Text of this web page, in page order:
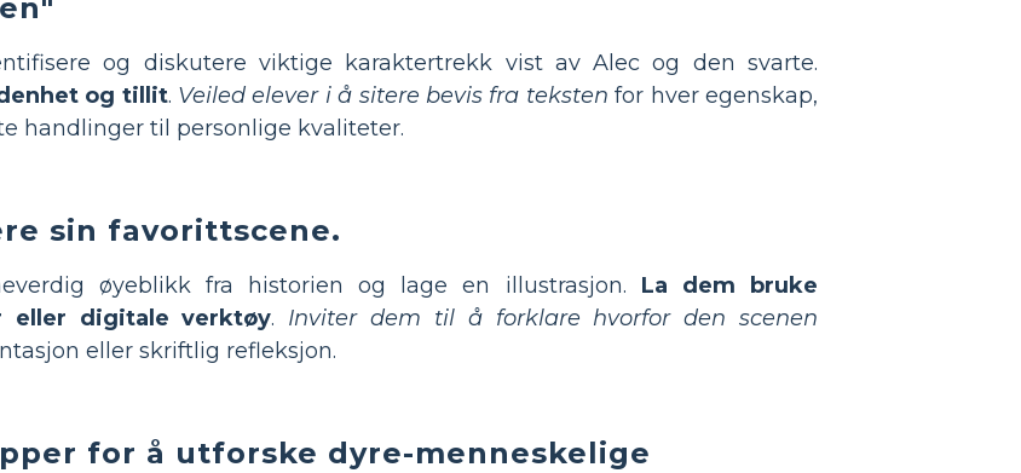
og diskutere viktige karaktertrekk vist av Alec og den svarte.
og tillit. Veiled elever i å sitere bevis fra teksten for hver egenskap,
handlinger til personlige kvaliteter.
sin favorittscene.
øyeblikk fra historien og lage en illustrasjon. La dem bruke
eller digitale verktøy. Inviter dem til å forklare hvorfor den scenen
eller skriftlig refleksjon.
for å utforske dyre-menneskelige